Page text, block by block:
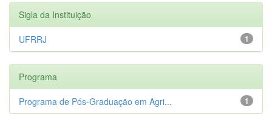
Sigla da Instituição
1
UFRRJ
Programa
1
Programa de Pós-Graduação em Agri...